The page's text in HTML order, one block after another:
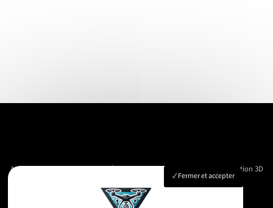
Accueil Suivi de chantier
Modélisation 3D
Contact Fermer et accepter